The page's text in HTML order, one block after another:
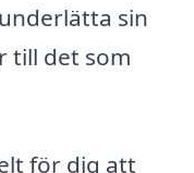
sin
till det som
för dig att